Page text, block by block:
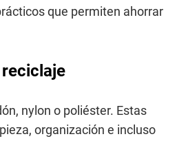
que permiten ahorrar
nylon o poliéster. Estas
organización e incluso